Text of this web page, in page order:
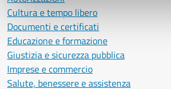
Cultura e tempo libero
Documenti e certificati
Educazione e formazione
Giustizia e sicurezza pubblica
Imprese e commercio
Salute, benessere e assistenza